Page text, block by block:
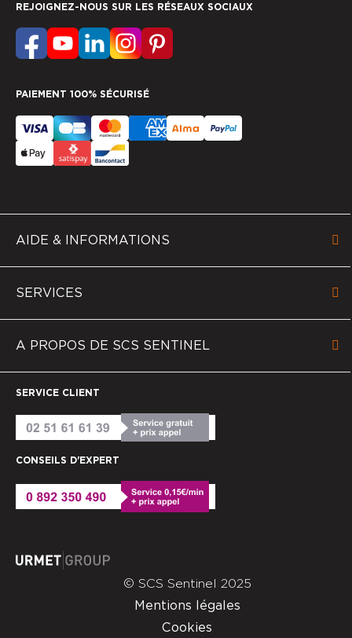
AIDE & INFORMATIONS
SERVICES
A PROPOS DE SCS SENTINEL
SERVICE CLIENT
CONSEILS D'EXPERT
REJOIGNEZ-NOUS SUR LES RÉSEAUX SOCIAUX
PAIEMENT 100% SÉCURISÉ
© SCS Sentinel 2025
Mentions légales
Cookies